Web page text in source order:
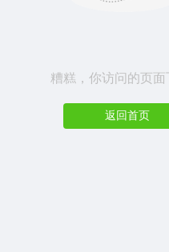
糟糕，你访问的页面
返回首页